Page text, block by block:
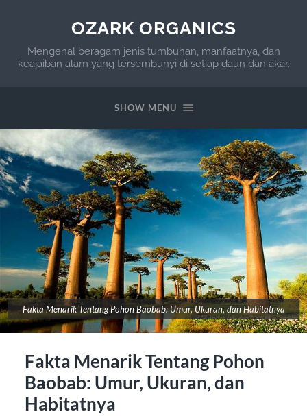
OZARK ORGANICS
Mengenal beragam jenis tumbuhan, manfaatnya, dan
keajaiban alam yang tersembunyi di setiap daun dan akar.
SHOW MENU
Fakta Menarik Tentang Pohon Baobab: Umur, Ukuran, dan Habitatnya
Fakta Menarik Tentang Pohon
Baobab: Umur, Ukuran, dan
Habitatnya